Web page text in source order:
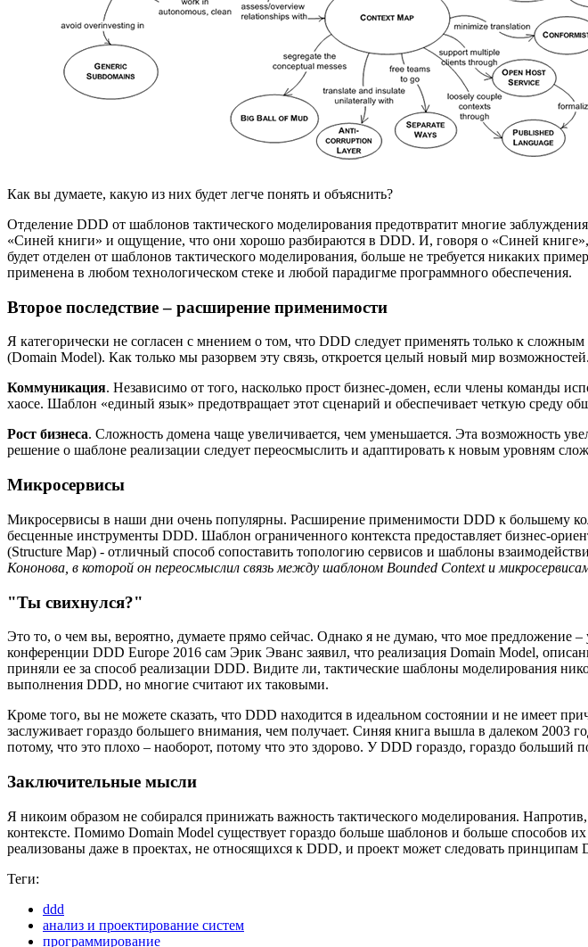
Как вы думаете, какую из них будет легче понять и объяснить?
Отделение DDD от шаблонов тактического моделирования предотвратит многие
«Синей книги» и ощущение, что они хорошо разбираются в DDD. И, говоря о «Синей
будет отделен от шаблонов тактического моделирования, больше не требуется никаких
применена в любом технологическом стеке и любой парадигме программного обеспечения.
Второе последствие – расширение применимости
Я категорически не согласен с мнением о том, что DDD следует применять только к
(Domain Model). Как только мы разорвем эту связь, откроется целый новый мир возможностей.
Коммуникация. Независимо от того, насколько прост бизнес-домен, если члены команды
хаосе. Шаблон «единый язык» предотвращает этот сценарий и обеспечивает четкую среду
Рост бизнеса. Сложность домена чаще увеличивается, чем уменьшается. Эта возможность
решение о шаблоне реализации следует переосмыслить и адаптировать к новым уровням
Микросервисы
Микросервисы в наши дни очень популярны. Расширение применимости DDD к большему
бесценные инструменты DDD. Шаблон ограниченного контекста предоставляет бизнес-
(Structure Map) - отличный способ сопоставить топологию сервисов и шаблоны
Кононова, в которой он переосмыслил связь между шаблоном Bounded Context и
"Ты свихнулся?"
Это то, о чем вы, вероятно, думаете прямо сейчас. Однако я не думаю, что мое предложение
конференции DDD Europe 2016 сам Эрик Эванс заявил, что реализация Domain Model,
приняли ее за способ реализации DDD. Видите ли, тактические шаблоны моделирования
выполнения DDD, но многие считают их таковыми.
Кроме того, вы не можете сказать, что DDD находится в идеальном состоянии и не имеет
заслуживает гораздо большего внимания, чем получает. Синяя книга вышла в далеком 2003
потому, что это плохо – наоборот, потому что это здорово. У DDD гораздо, гораздо больший
Заключительные мысли
Я никоим образом не собирался принижать важность тактического моделирования.
контексте. Помимо Domain Model существует гораздо больше шаблонов и больше способов
реализованы даже в проектах, не относящихся к DDD, и проект может следовать принципам
Теги:
ddd
анализ и проектирование систем
программирование